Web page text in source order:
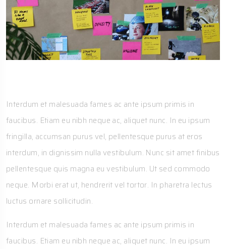
Interdum et malesuada fames ac ante ipsum primis in
faucibus. Etiam eu nibh neque ac, aliquet nunc. In eu ipsum
fringilla, accumsan purus vel, pellentesque purus at eros
interdum, in dignissim nulla vestibulum. Nunc sit amet finibus
pellentesque quis magna eu vestibulum. Ut sed commodo
neque. Morbi erat ut, hendrerit vel tortor. In pharetra lectus
luctus ornare sollicitudin.
Interdum et malesuada fames ac ante ipsum primis in
faucibus. Etiam eu nibh neque ac, aliquet nunc. In eu ipsum